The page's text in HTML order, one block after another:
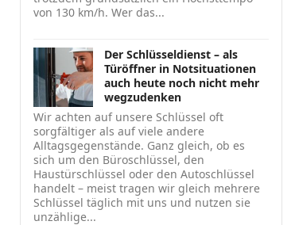
von 130 km/h. Wer das...
Der Schlüsseldienst – als
Türöffner in Notsituationen
auch heute noch nicht mehr
wegzudenken
Wir achten auf unsere Schlüssel oft
sorgfältiger als auf viele andere
Alltagsgegenstände. Ganz gleich, ob es
sich um den Büroschlüssel, den
Haustürschlüssel oder den Autoschlüssel
handelt – meist tragen wir gleich mehrere
Schlüssel täglich mit uns und nutzen sie
unzählige...